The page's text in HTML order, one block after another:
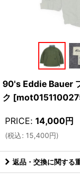
90's Eddie Bauer
ク [
PRICE: 14,000円
(税込: 15,400円)
返品・交換に関する